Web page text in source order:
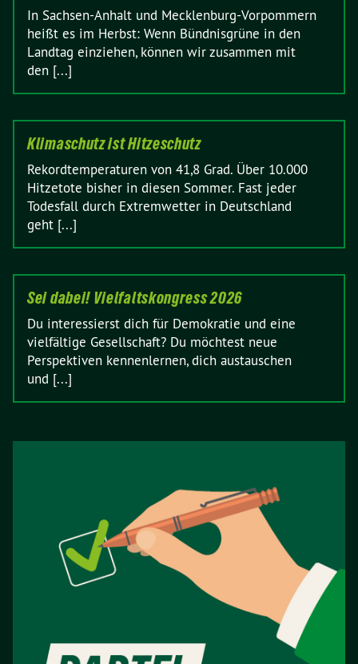
In Sachsen-Anhalt und Mecklenburg-Vorpommern
heißt es im Herbst: Wenn Bündnisgrüne in den
Landtag einziehen, können wir zusammen mit
den [...]
Klimaschutz ist Hitzeschutz
Rekordtemperaturen von 41,8 Grad. Über 10.000
Hitzetote bisher in diesen Sommer. Fast jeder
Todesfall durch Extremwetter in Deutschland
geht [...]
Sei dabei! Vielfaltskongress 2026
Du interessierst dich für Demokratie und eine
vielfältige Gesellschaft? Du möchtest neue
Perspektiven kennenlernen, dich austauschen
und [...]